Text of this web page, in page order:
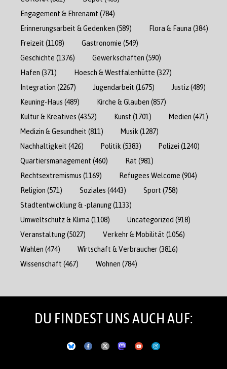
Engagement & Ehrenamt (784)
Erinnerungsarbeit & Gedenken (589) Flora & Fauna (384)
Freizeit (1108) Gastronomie (549)
Geschichte (1376) Gewerkschaften (590)
Hafen (371) Hoesch & Westfalenhütte (327)
Integration (2267) Jugendarbeit (1675) Justiz(489)
Keuning-Haus (489) Kirche & Glauben (857)
Kultur & Kreatives (4352) Kunst (1701) Medien (471)
Medizin & Gesundheit (811) Musik (1287)
Nachhaltigkeit (426) Politik (5383) Polizei (1240)
Quartiersmanagement (460) Rat (981)
Rechtsextremismus (1169) Refugees Welcome (904)
Religion (571) Soziales (4443) Sport (758)
Stadtentwicklung & -planung(1133)
Umweltschutz & Klima (1108) Uncategorized (918)
Veranstaltung(5027) Verkehr & Mobilität (1056)
Wahlen (474) Wirtschaft & Verbraucher(3816)
Wissenschaft (467) Wohnen (784)
DU FINDEST UNS AUCH AUF: